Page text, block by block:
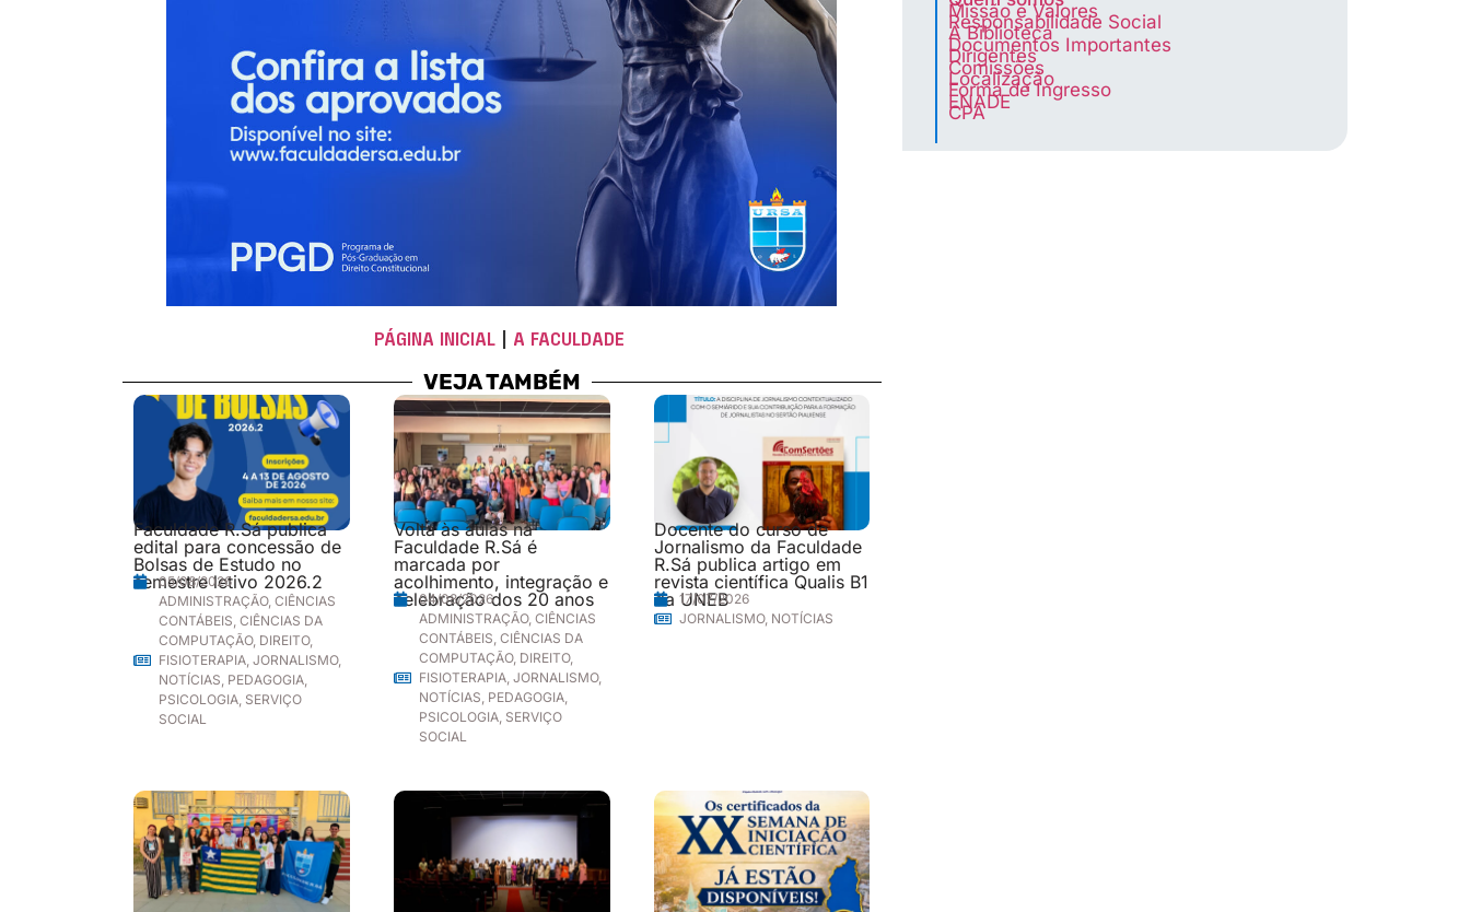
PÁGINA INICIAL| A FACULDADE
VEJA TAMBÉM
Faculdade R.Sá publica
edital para concessão de
Bolsas de Estudo no
semestre letivo 2026.2
05/08/2026
ADMINISTRAÇÃO, CIÊNCIAS
CONTÁBEIS CIÊNCIAS DA
COMPUTAÇÃO, DIREITO,
FISIOTERAPIA JORNALISMO,
NOTÍCIAS PEDAGOGIA
PSICOLOGIA SERVIÇO
SOCIAL
Volta às aulas na
Faculdade R.Sá é
marcada por
acolhimento, integração e
celebração dos 20 anos
04/08/2026
ADMINISTRAÇÃO, CIÊNCIAS
CONTÁBEIS CIÊNCIAS DA
COMPUTAÇÃO, DIREITO,
FISIOTERAPIA, JORNALISMO,
NOTÍCIAS PEDAGOGIA,
PSICOLOGIA, SERVIÇO
SOCIAL
Docente do curso de
Jornalismo da Faculdade
R.Sá publica artigo em
revista científica Qualis B1
da UNEB
17/07/2026
JORNALISMO, NOTÍCIAS
Missão e Valores
Responsabilidade Social
A Biblioteca
Documentos Importantes
Dirigentes
Comissões
Localização
Forma de Ingresso
ENADE
CPA